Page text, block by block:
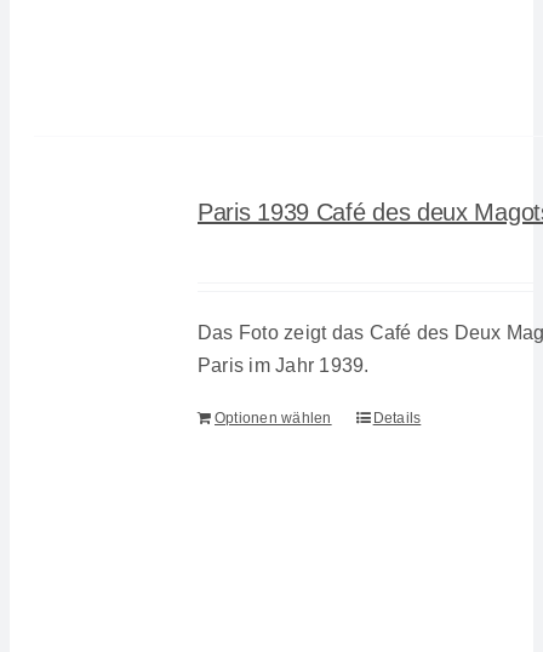
Paris 1939 Café des deux
Das Foto zeigt das Café des Deux
Paris im Jahr 1939.
Optionen wählen Details